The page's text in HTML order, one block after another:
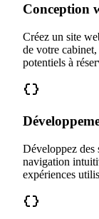
Conception
Créez un site
de votre
potentiels à
Développez des
navigation
expériences